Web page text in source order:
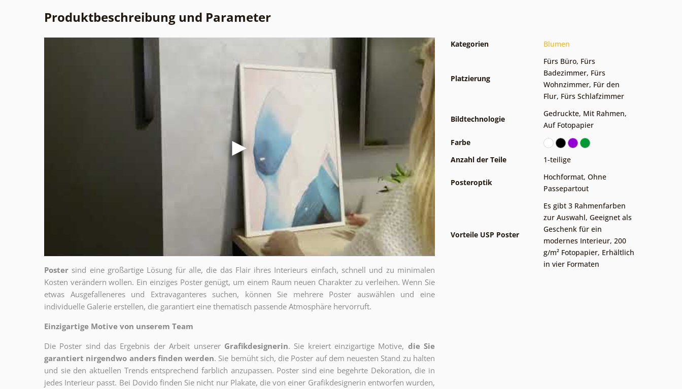
Produktbeschreibung und Parameter
Poster sind eine großartige Lösung für alle, die das Flair ihres Interieurs einfach, schnell und zu minimalen
Kosten verändern wollen. Ein einziges Poster genügt, um einem Raum neuen Charakter zu verleihen. Wenn Sie
etwas Ausgefalleneres und Extravaganteres suchen, können Sie mehrere Poster auswählen und eine
individuelle Galerie erstellen, die garantiert eine thematisch passende Atmosphäre hervorruft.
Einzigartige Motive von unserem Team
Die Poster sind das Ergebnis der Arbeit unserer Grafikdesignerin. Sie kreiert einzigartige Motive, die Sie
garantiert nirgendwo anders finden werden. Sie bemüht sich, die Poster auf dem neuesten Stand zu halten
und sie den aktuellen Trends entsprechend farblich anzupassen. Poster sind eine begehrte Dekoration, die in
jedes Interieur passt. Bei Dovido finden Sie nicht nur Plakate, die von einer Grafikdesignerin entworfen wurden,
Kategorien Blumen
Platzierung
Fürs Büro, Fürs
Badezimmer, Fürs
Wohnzimmer, Für den
Flur, Fürs Schlafzimmer
Bildtechnologie
Gedruckte, Mit Rahmen,
Auf Fotopapier
Farbe
Anzahl der Teile
1-teilige
Posteroptik
Hochformat, Ohne
Passepartout
Vorteile USP Poster
Es gibt 3 Rahmenfarben
zur Auswahl, Geeignet als
Geschenk für ein
modernes Interieur, 200
g/m² Fotopapier, Erhältlich
in vier Formaten